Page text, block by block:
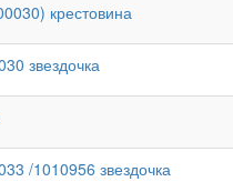
крестовина
звездочка
/1010956 звездочка